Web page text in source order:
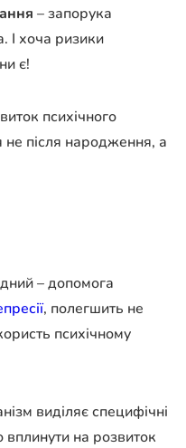
– запорука
І хоча ризики
є!
психічного
після народження, а
– допомога
, полегшить не
психічному
виділяє специфічні
на розвиток